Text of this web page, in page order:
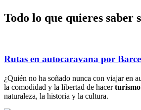
Todo lo que quieres saber
Rutas en autocaravana por
¿Quién no ha soñado nunca con viajar en
la comodidad y la libertad de hacer
naturaleza, la historia y la cultura.